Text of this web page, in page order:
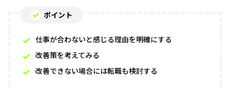
ポイント
仕事が合わないと感じる理由を明確にする
改善策を考えてみる
改善できない場合には転職も検討する